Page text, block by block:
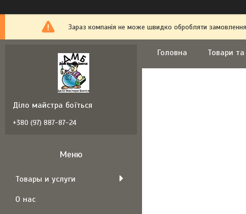
Зараз компанія не може швидко обробляти
Головна Товари
Діло майстра боїться
+380 (97) 887-87-24
Товары и услуги
О нас